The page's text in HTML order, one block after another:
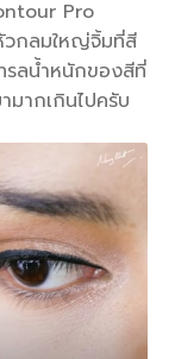
Pro
วกลมใหญ่จิ้มที่สี
รลน้ำหนักของสีที่
มากเกินไปครับ